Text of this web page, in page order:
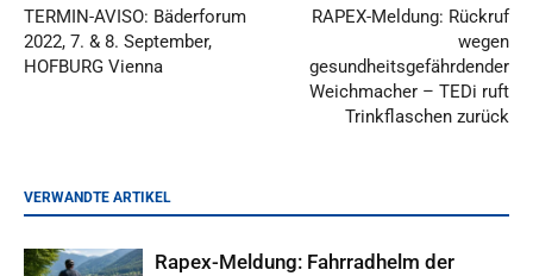
TERMIN-AVISO: Bäderforum
2022, 7. & 8. September,
HOFBURG Vienna
RAPEX-Meldung: Rückruf
wegen
gesundheitsgefährdender
Weichmacher – TEDi ruft
Trinkflaschen zurück
VERWANDTE ARTIKEL
Rapex-Meldung: Fahrradhelm der